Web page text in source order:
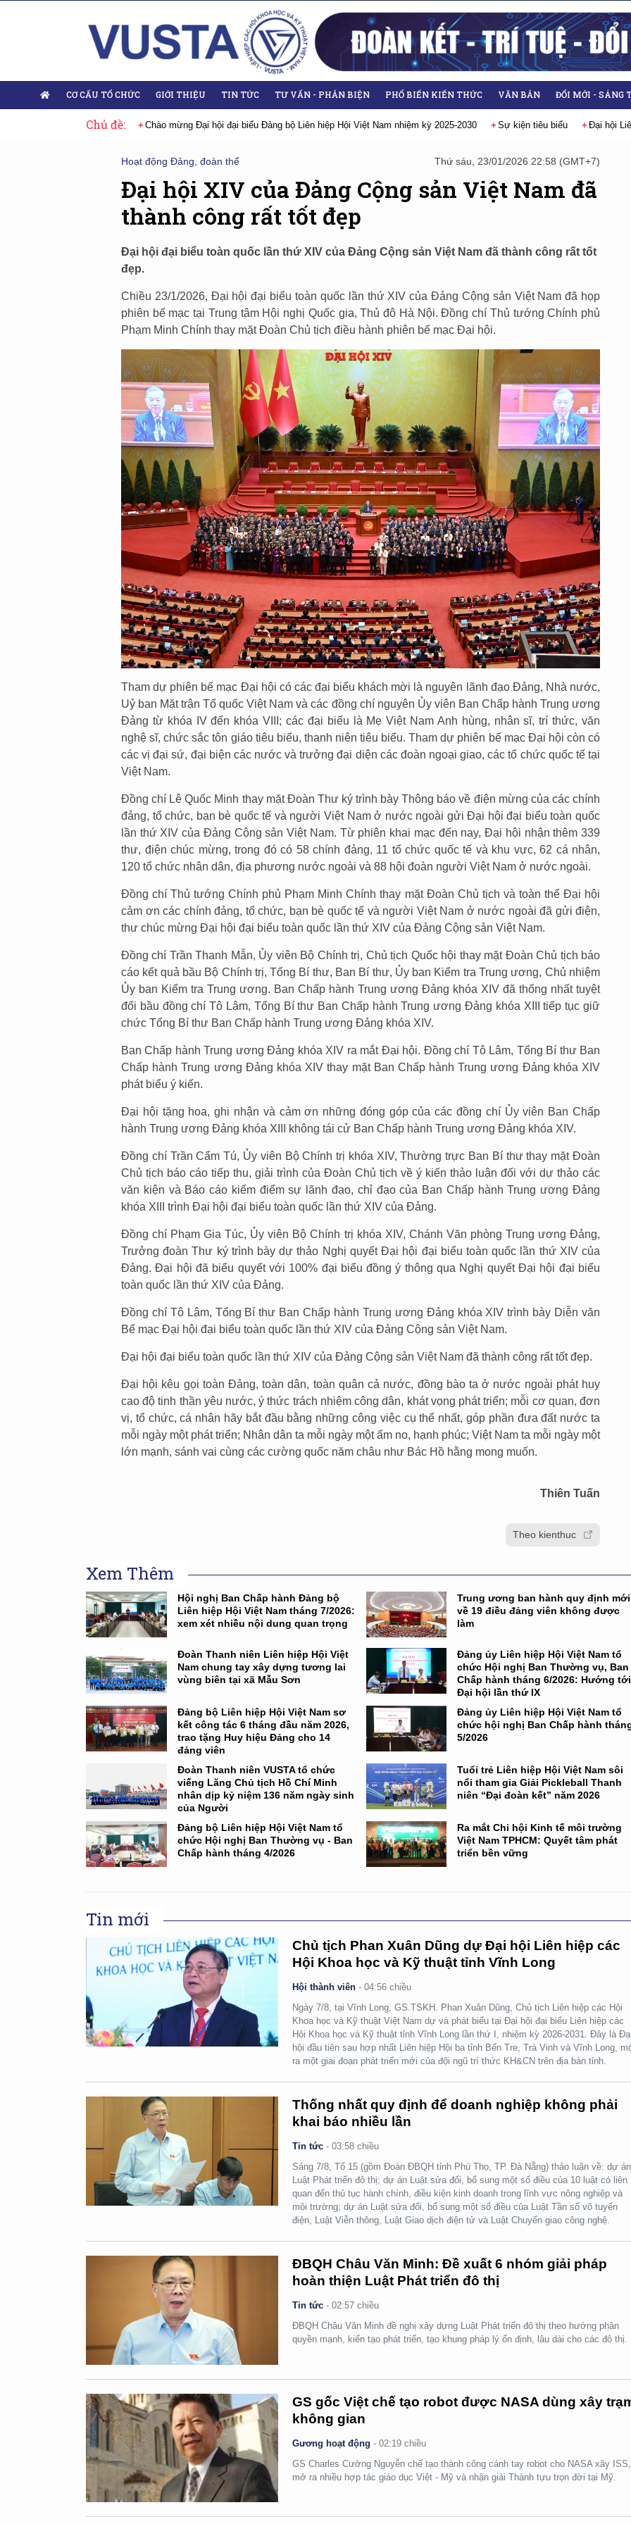
CƠ CẤU TỔ CHỨC GIỚI THIỆU TIN TỨC TƯ VẤN - PHẢN BIỆN PHỔ BIẾN KIẾN THỨC VĂN BẢN ĐỔI MỚI - SÁNG
Chủ đề:
Đại hội đại biểu Đảng bộ Liên hiệp Hội Việt Nam nhiệm kỳ 2025-2030 Sự kiện tiêu biểu Đại hội Liên hiệp các Hội Khoa học và Kỹ thuật
Hoạt động Đảng, đoàn thể Thứ sáu, 23/01/2026 22:58 (GMT+7)
Đại hội XIV của Đảng Cộng sản Việt Nam đã
thành công rất tốt đẹp
Đại hội đại biểu toàn quốc lần thứ XIV của Đảng Cộng sản Việt Nam đã thành công rất tốt
đẹp.
Chiều 23/1/2026, Đại hội đại biểu toàn quốc lần thứ XIV của Đảng Cộng sản Việt Nam đã họp
phiên bế mạc tại Trung tâm Hội nghị Quốc gia, Thủ đô Hà Nội. Đồng chí Thủ tướng Chính phủ
Phạm Minh Chính thay mặt Đoàn Chủ tịch điều hành phiên bế mạc Đại hội.
Tham dự phiên bế mạc Đại hội có các đại biểu khách mời là nguyên lãnh đạo Đảng, Nhà nước,
Uỷ ban Mặt trận Tổ quốc Việt Nam và các đồng chí nguyên Ủy viên Ban Chấp hành Trung ương
Đảng từ khóa IV đến khóa VIII; các đại biểu là Mẹ Việt Nam Anh hùng, nhân sĩ, trí thức, văn
nghệ sĩ, chức sắc tôn giáo tiêu biểu, thanh niên tiêu biểu. Tham dự phiên bế mạc Đại hội còn có
các vị đại sứ, đại biện các nước và trưởng đại diện các đoàn ngoại giao, các tổ chức quốc tế tại
Việt Nam.
Đồng chí Lê Quốc Minh thay mặt Đoàn Thư ký trình bày Thông báo về điện mừng của các chính
đảng, tổ chức, bạn bè quốc tế và người Việt Nam ở nước ngoài gửi Đại hội đại biểu toàn quốc
lần thứ XIV của Đảng Cộng sản Việt Nam. Từ phiên khai mạc đến nay, Đại hội nhận thêm 339
thư, điện chúc mừng, trong đó có 58 chính đảng, 11 tổ chức quốc tế và khu vực, 62 cá nhân,
120 tổ chức nhân dân, địa phương nước ngoài và 88 hội đoàn người Việt Nam ở nước ngoài.
Đồng chí Thủ tướng Chính phủ Phạm Minh Chính thay mặt Đoàn Chủ tịch và toàn thể Đại hội
cảm ơn các chính đảng, tổ chức, bạn bè quốc tế và người Việt Nam ở nước ngoài đã gửi điện,
thư chúc mừng Đại hội đại biểu toàn quốc lần thứ XIV của Đảng Cộng sản Việt Nam.
Đồng chí Trần Thanh Mẫn, Ủy viên Bộ Chính trị, Chủ tịch Quốc hội thay mặt Đoàn Chủ tịch báo
cáo kết quả bầu Bộ Chính trị, Tổng Bí thư, Ban Bí thư, Ủy ban Kiểm tra Trung ương, Chủ nhiệm
Ủy ban Kiểm tra Trung ương. Ban Chấp hành Trung ương Đảng khóa XIV đã thống nhất tuyệt
đối bầu đồng chí Tô Lâm, Tổng Bí thư Ban Chấp hành Trung ương Đảng khóa XIII tiếp tục giữ
chức Tổng Bí thư Ban Chấp hành Trung ương Đảng khóa XIV.
Ban Chấp hành Trung ương Đảng khóa XIV ra mắt Đại hội. Đồng chí Tô Lâm, Tổng Bí thư Ban
Chấp hành Trung ương Đảng khóa XIV thay mặt Ban Chấp hành Trung ương Đảng khóa XIV
phát biểu ý kiến.
Đại hội tặng hoa, ghi nhận và cảm ơn những đóng góp của các đồng chí Ủy viên Ban Chấp
hành Trung ương Đảng khóa XIII không tái cử Ban Chấp hành Trung ương Đảng khóa XIV.
Đồng chí Trần Cẩm Tú, Ủy viên Bộ Chính trị khóa XIV, Thường trực Ban Bí thư thay mặt Đoàn
Chủ tịch báo cáo tiếp thu, giải trình của Đoàn Chủ tịch về ý kiến thảo luận đối với dự thảo các
văn kiện và Báo cáo kiểm điểm sự lãnh đạo, chỉ đạo của Ban Chấp hành Trung ương Đảng
khóa XIII trình Đại hội đại biểu toàn quốc lần thứ XIV của Đảng.
Đồng chí Phạm Gia Túc, Ủy viên Bộ Chính trị khóa XIV, Chánh Văn phòng Trung ương Đảng,
Trưởng đoàn Thư ký trình bày dự thảo Nghị quyết Đại hội đại biểu toàn quốc lần thứ XIV của
Đảng. Đại hội đã biểu quyết với 100% đại biểu đồng ý thông qua Nghị quyết Đại hội đại biểu
toàn quốc lần thứ XIV của Đảng.
Đồng chí Tô Lâm, Tổng Bí thư Ban Chấp hành Trung ương Đảng khóa XIV trình bày Diễn văn
Bế mạc Đại hội đại biểu toàn quốc lần thứ XIV của Đảng Cộng sản Việt Nam.
Đại hội đại biểu toàn quốc lần thứ XIV của Đảng Cộng sản Việt Nam đã thành công rất tốt đẹp.
Đại hội kêu gọi toàn Đảng, toàn dân, toàn quân cả nước, đồng bào ta ở nước ngoài phát huy
cao độ tinh thần yêu nước, ý thức trách nhiệm công dân, khát vọng phát triển; mỗi cơ quan, đơn
vị, tổ chức, cá nhân hãy bắt đầu bằng những công việc cụ thể nhất, góp phần đưa đất nước ta
mỗi ngày một phát triển; Nhân dân ta mỗi ngày một ấm no, hạnh phúc; Việt Nam ta mỗi ngày một
lớn mạnh, sánh vai cùng các cường quốc năm châu như Bác Hồ hằng mong muốn.
Thiên Tuấn
Theo kienthuc
Xem Thêm
Hội nghị Ban Chấp hành Đảng bộ
Liên hiệp Hội Việt Nam tháng 7/2026:
xem xét nhiều nội dung quan trọng
Trung ương ban hành quy định mới
về 19 điều đảng viên không được
làm
Đoàn Thanh niên Liên hiệp Hội Việt
Nam chung tay xây dựng tương lai
vùng biên tại xã Mẫu Sơn
Đảng ủy Liên hiệp Hội Việt Nam tổ
chức Hội nghị Ban Thường vụ, Ban
Chấp hành tháng 6/2026: Hướng tới
Đại hội lần thứ IX
Đảng bộ Liên hiệp Hội Việt Nam sơ
kết công tác 6 tháng đầu năm 2026,
trao tặng Huy hiệu Đảng cho 14
đảng viên
Đảng ủy Liên hiệp Hội Việt Nam tổ
chức hội nghị Ban Chấp hành
5/2026
Đoàn Thanh niên VUSTA tổ chức
viếng Lăng Chủ tịch Hồ Chí Minh
nhân dịp kỷ niệm 136 năm ngày sinh
của Người
Tuổi trẻ Liên hiệp Hội Việt Nam sôi
nổi tham gia Giải Pickleball Thanh
niên “Đại đoàn kết” năm 2026
Đảng bộ Liên hiệp Hội Việt Nam tổ
chức Hội nghị Ban Thường vụ - Ban
Chấp hành tháng 4/2026
Ra mắt Chi hội Kinh tế môi trường
Việt Nam TPHCM: Quyết tâm phát
triển bền vững
Tin mới
Chủ tịch Phan Xuân Dũng dự Đại hội Liên hiệp các
Hội Khoa học và Kỹ thuật tỉnh Vĩnh Long
Hội thành viên -04:56 chiều
Ngày 7/8, tại Vĩnh Long, GS.TSKH. Phan Xuân Dũng, Chủ tịch Liên hiệp các Hội
Khoa học và Kỹ thuật Việt Nam dự và phát biểu tại Đại hội đại biểu Liên hiệp các
Hội Khoa học và Kỹ thuật tỉnh Vĩnh Long lần thứ I, nhiệm kỳ 2026-2031. Đây là
hội đầu tiên sau hợp nhất Liên hiệp Hội ba tỉnh Bến Tre, Trà Vinh và Vĩnh Long,
ra một giai đoạn phát triển mới của đội ngũ trí thức KH&CN trên địa bàn tỉnh.
Thống nhất quy định để doanh nghiệp không phải
khai báo nhiều lần
Tin tức -03:58 chiều
Sáng 7/8, Tổ 15 (gồm Đoàn ĐBQH tỉnh Phú Thọ, TP. Đà Nẵng) thảo luận về: dự án
Luật Phát triển đô thị; dự án Luật sửa đổi, bổ sung một số điều của 10 luật có liên
quan đến thủ tục hành chính, điều kiện kinh doanh trong lĩnh vực nông nghiệp và
môi trường; dự án Luật sửa đổi, bổ sung một số điều của Luật Tần số vô tuyến
điện, Luật Viễn thông, Luật Giao dịch điện tử và Luật Chuyển giao công nghệ.
ĐBQH Châu Văn Minh: Đề xuất 6 nhóm giải pháp
hoàn thiện Luật Phát triển đô thị
Tin tức -02:57 chiều
ĐBQH Châu Văn Minh đề nghị xây dựng Luật Phát triển đô thị theo hướng phân
quyền mạnh, kiến tạo phát triển, tạo khung pháp lý ổn định, lâu dài cho các đô thị.
GS gốc Việt chế tạo robot được NASA dùng xây
không gian
Gương hoạt động -02:19 chiều
GS Charles Cường Nguyễn chế tạo thành công cánh tay robot cho NASA xây ISS,
mở ra nhiều hợp tác giáo dục Việt - Mỹ và nhận giải Thành tựu trọn đời tại Mỹ.